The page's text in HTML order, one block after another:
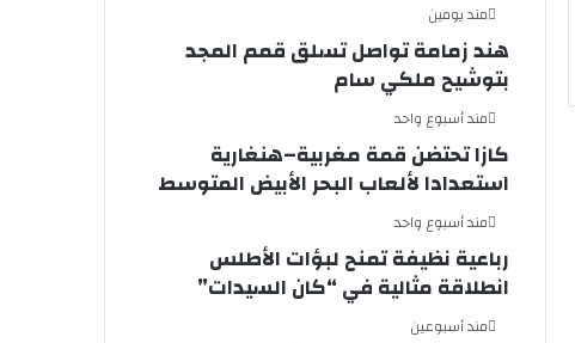
مند يومين
هند زمامة تواصل تسلق قمم المجد
بتوشيح ملكي سام
مند أسبوع واحد
كازا تحتضن قمة مغربية–هنغارية
استعدادا لألعاب البحر الأبيض المتوسط
مند أسبوع واحد
رباعية نظيفة تمنح لبؤات الأطلس
انطلاقة مثالية في “كان السيدات”
مند أسبوعين